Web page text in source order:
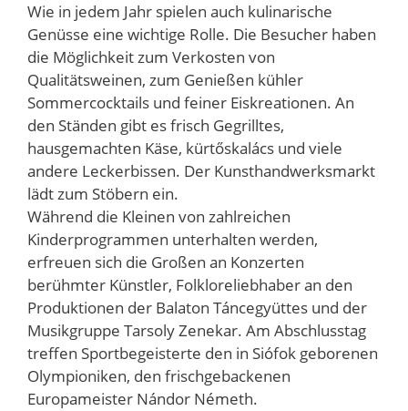
Wie in jedem Jahr spielen auch kulinarische
Genüsse eine wichtige Rolle. Die Besucher haben
die Möglichkeit zum Verkosten von
Qualitätsweinen, zum Genießen kühler
Sommercocktails und feiner Eiskreationen. An
den Ständen gibt es frisch Gegrilltes,
hausgemachten Käse, kürtőskalács und viele
andere Leckerbissen. Der Kunsthandwerksmarkt
lädt zum Stöbern ein.
Während die Kleinen von zahlreichen
Kinderprogrammen unterhalten werden,
erfreuen sich die Großen an Konzerten
berühmter Künstler, Folkloreliebhaber an den
Produktionen der Balaton Táncegyüttes und der
Musikgruppe Tarsoly Zenekar. Am Abschlusstag
treffen Sportbegeisterte den in Siófok geborenen
Olympioniken, den frischgebackenen
Europameister Nándor Németh.